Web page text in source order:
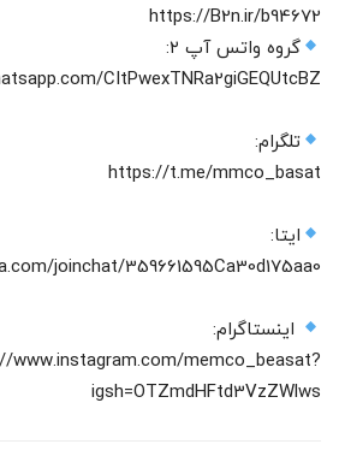
https://B2n.ir/b94672
گروه واتس آپ ۲:
CItPwexTNRa2giGEQUtcBZ
تلگرام:
https://t.me/mmco_basat
ایتا:
joinchat/359661595Ca30d175aa0
اینستاگرام:
www.instagram.com/memco_beasat?
igsh=OTZmdHFtd3VzZWlws